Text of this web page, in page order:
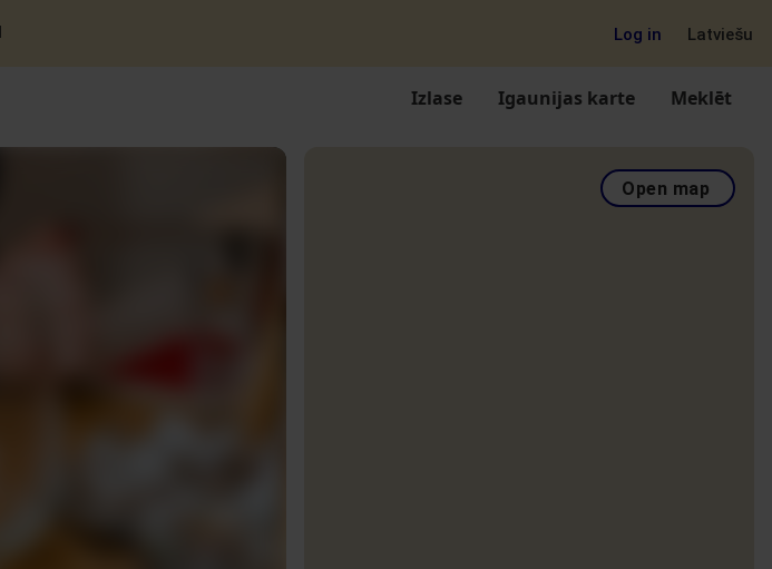
Log in Latviešu
Izlase Igaunijas karte Meklēt
Open map